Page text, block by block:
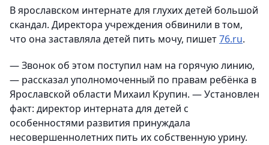
В ярославском интернате для глухих детей большой
скандал. Директора учреждения обвинили в том,
что она заставляла детей пить мочу, пишет76.ru.
— Звонок об этом поступил нам на горячую линию,
— рассказал уполномоченный по правам ребёнка в
Ярославской области Михаил Крупин. — Установлен
факт: директор интерната для детей с
особенностями развития принуждала
несовершеннолетних пить их собственную урину.